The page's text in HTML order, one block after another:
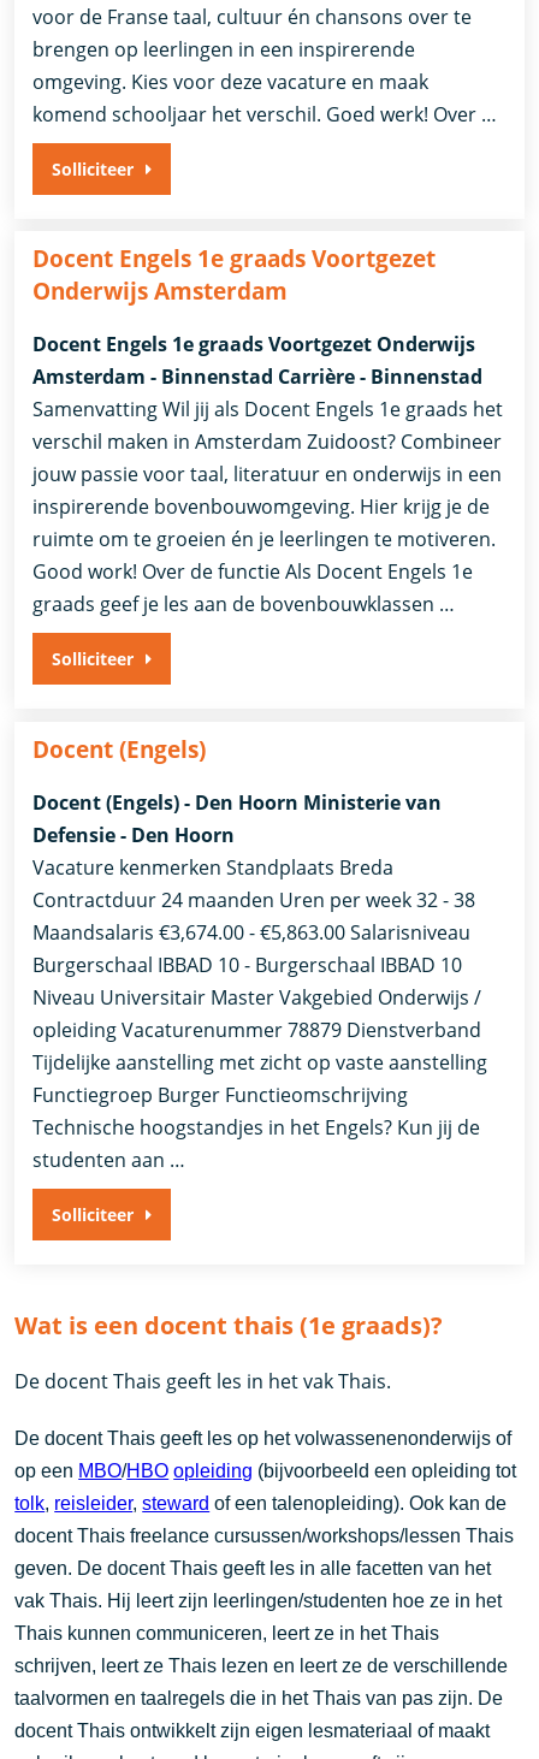
voor de Franse taal, cultuur én chansons over te
brengen op leerlingen in een inspirerende
omgeving. Kies voor deze vacature en maak
komend schooljaar het verschil. Goed werk! Over …
Solliciteer
Docent Engels 1e graads Voortgezet
Onderwijs Amsterdam
Docent Engels 1e graads Voortgezet Onderwijs
Amsterdam - Binnenstad Carrière - Binnenstad
Samenvatting Wil jij als Docent Engels 1e graads het
verschil maken in Amsterdam Zuidoost? Combineer
jouw passie voor taal, literatuur en onderwijs in een
inspirerende bovenbouwomgeving. Hier krijg je de
ruimte om te groeien én je leerlingen te motiveren.
Good work! Over de functie Als Docent Engels 1e
graads geef je les aan de bovenbouwklassen …
Solliciteer
Docent (Engels)
Docent (Engels) - Den Hoorn Ministerie van
Defensie - Den Hoorn
Vacature kenmerken Standplaats Breda
Contractduur 24 maanden Uren per week 32 - 38
Maandsalaris €3,674.00 - €5,863.00 Salarisniveau
Burgerschaal IBBAD 10 - Burgerschaal IBBAD 10
Niveau Universitair Master Vakgebied Onderwijs /
opleiding Vacaturenummer 78879 Dienstverband
Tijdelijke aanstelling met zicht op vaste aanstelling​​
Functiegroep Burger​ Functieomschrijving
Technische hoogstandjes in het Engels? Kun jij de
studenten aan …
Solliciteer
Wat is een docent thais (1e graads)?
De docent Thais geeft les in het vak Thais.
De docent Thais geeft les op het volwassenenonderwijs of
op een MBO/HBO opleiding (bijvoorbeeld een opleiding tot
tolk, reisleider,steward of een talenopleiding). Ook kan de
docent Thais freelance cursussen/workshops/lessen Thais
geven. De docent Thais geeft les in alle facetten van het
vak Thais. Hij leert zijn leerlingen/studenten hoe ze in het
Thais kunnen communiceren, leert ze in het Thais
schrijven, leert ze Thais lezen en leert ze de verschillende
taalvormen en taalregels die in het Thais van pas zijn. De
docent Thais ontwikkelt zijn eigen lesmateriaal of maakt